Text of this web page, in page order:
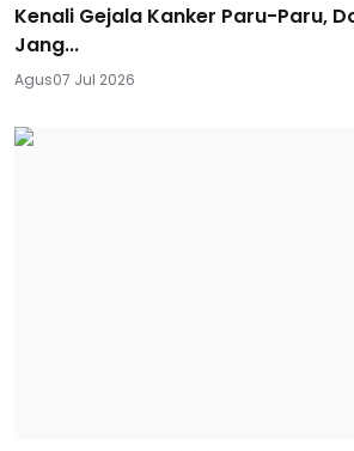
Kenali Gejala Kanker Paru-Paru,
Jang...
Agus07 Jul 2026